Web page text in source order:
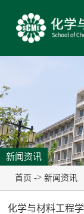
新闻资讯
首页 -> 新闻资讯
化学与材料工程